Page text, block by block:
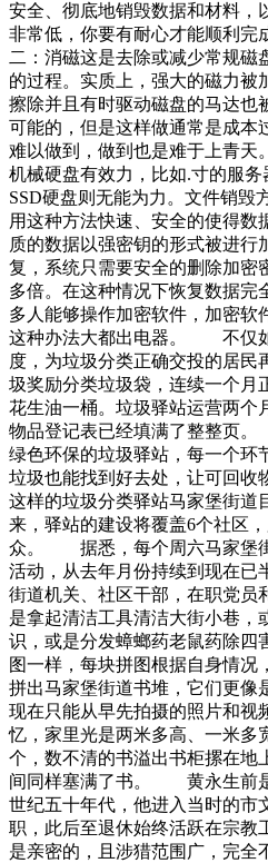
安全、彻底地销毁数据和材料，
非常低，你要有耐心才能顺利完
二：消磁这是去除或减少常规磁
的过程。实质上，强大的磁力被
擦除并且有时驱动磁盘的马达也
可能的，但是这样做通常是成本
难以做到，做到也是难于上青天
机械硬盘有效力，比如.寸的服
SSD硬盘则无能为力。文件销毁
用这种方法快速、安全的使得数
质的数据以强密钥的形式被进行
复，系统只需要安全的删除加密
多倍。在这种情况下恢复数据完
多人能够操作加密软件，加密软
这种办法大都出电器。 不仅
度，为垃圾分类正确交投的居民
圾奖励分类垃圾袋，连续一个月
花生油一桶。垃圾驿站运营两个
物品登记表已经填满了整整页
绿色环保的垃圾驿站，每一个环
垃圾也能找到好去处，让可回收
这样的垃圾分类驿站马家堡街道
来，驿站的建设将覆盖6个社区
众。 据悉，每个周六马家堡
活动，从去年月份持续到现在已
街道机关、社区干部，在职党员
是拿起清洁工具清洁大街小巷，
识，或是分发蟑螂药老鼠药除
图一样，每块拼图根据自身情
拼出马家堡街道书堆，它们更
现在只能从早先拍摄的照片和视
忆，家里光是两米多高、一米多
个，数不清的书溢出书柜摞在地
间同样塞满了书。 黄永生前
世纪五十年代，他进入当时的市
职，此后至退休始终活跃在宗
是亲密的，且涉猎范围广，完全